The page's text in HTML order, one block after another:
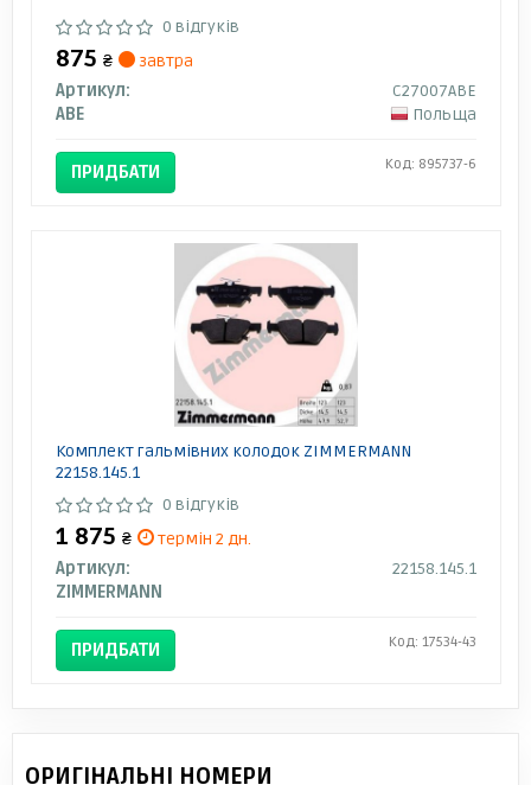
0 відгуків
875 ₴
завтра
Артикул:
C27007ABE
ABE
Польща
ПРИДБАТИ Код: 895737-6
Комплект гальмівних колодок ZIMMERMANN
22158.145.1
0 відгуків
1 875 ₴
термін 2 дн.
Артикул:
22158.145.1
ZIMMERMANN
ПРИДБАТИ Код: 17534-43
ОРИГІНАЛЬНІ НОМЕРИ